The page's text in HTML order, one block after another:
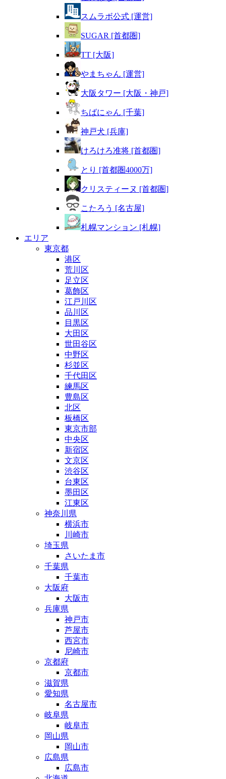
スムラボ公式 [運営]
SUGAR [首都圏]
TT [大阪]
やまちゃん [運営]
大阪タワー [大阪・神戸]
ちばにゃん [千葉]
神戸犬 [兵庫]
けろけろ准将 [首都圏]
とり [首都圏4000万]
クリスティーヌ [首都圏]
こたろう [名古屋]
札幌マンション [札幌]
エリア
東京都
港区
荒川区
足立区
葛飾区
江戸川区
品川区
目黒区
大田区
世田谷区
中野区
杉並区
千代田区
練馬区
豊島区
北区
板橋区
東京市部
中央区
新宿区
文京区
渋谷区
台東区
墨田区
江東区
神奈川県
横浜市
川崎市
埼玉県
さいたま市
千葉県
千葉市
大阪府
大阪市
兵庫県
神戸市
芦屋市
西宮市
尼崎市
京都府
京都市
滋賀県
愛知県
名古屋市
岐阜県
岐阜市
岡山県
岡山市
広島県
広島市